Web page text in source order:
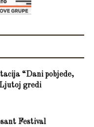
“Dani pobjede,
Ljutoj gredi
Festival